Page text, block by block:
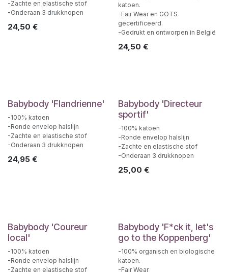
-Zachte en elastische stof
-Onderaan 3 drukknopen
24,50 €
katoen.
-Fair Wear en GOTS
gecertificeerd.
-Gedrukt en ontworpen in België
24,50 €
Babybody 'Flandrienne'
-100% katoen
-Ronde envelop halslijn
-Zachte en elastische stof
-Onderaan 3 drukknopen
24,95 €
Babybody 'Directeur
sportif'
-100% katoen
-Ronde envelop halslijn
-Zachte en elastische stof
-Onderaan 3 drukknopen
25,00 €
Babybody 'Coureur
local'
-100% katoen
-Ronde envelop halslijn
-Zachte en elastische stof
Babybody 'F*ck it, let's
go to the Koppenberg'
-100% organisch en biologische
katoen.
-Fair Wear